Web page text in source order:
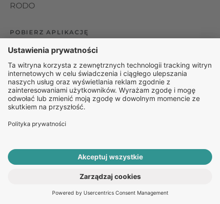
ROZPOCZNIJ E-KONSULTACJĘ
RODO
POBIERZ APLIKACJĘ
Organizator udzielania świadczeń telemedycznych jest
podmiotem leczniczym w rozumieniu ustawy z dnia 15
kwietnia 2011 roku o działalności leczniczej, wpisanym do
rejestru podmiotów wykonujących działalność leczniczą pod
numerem: 000000229172.